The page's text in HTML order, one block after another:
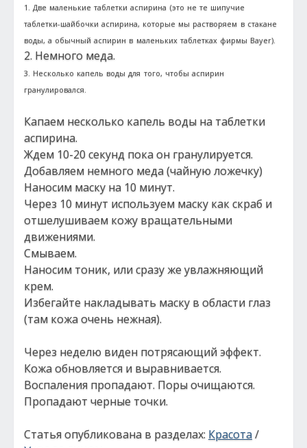
1. Две маленькие таблетки аспирина (это не те шипучие
таблетки-шайбочки аспирина, которые мы растворяем в стакане
воды, а обычный аспирин в маленьких таблетках фирмы Bayer).
2. Немного меда.
3. Несколько капель воды для того, чтобы аспирин
гранулировался.
Капаем несколько капель воды на таблетки
аспирина.
Ждем 10-20 секунд пока он гранулируется.
Добавляем немного меда (чайную ложечку)
Наносим маску на 10 минут.
Через 10 минут используем маску как скраб и
отшелушиваем кожу вращательными
движениями.
Смываем.
Наносим тоник, или сразу же увлажняющий
крем.
Избегайте накладывать маску в области глаз
(там кожа очень нежная).
Через неделю виден потрясающий эффект.
Кожа обновляется и выравнивается.
Воспаления пропадают. Поры очищаются.
Пропадают черные точки.
Статья опубликована в разделах: Красота/